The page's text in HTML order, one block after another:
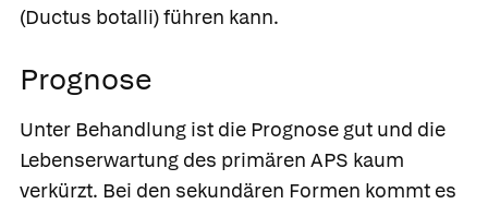
(Ductus botalli) führen kann.
Prognose
Unter Behandlung ist die Prognose gut und die
Lebenserwartung des primären APS kaum
verkürzt. Bei den sekundären Formen kommt es